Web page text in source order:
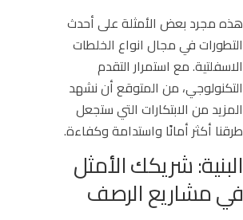
هذه مجرد بعض الأمثلة على أحدث
التطورات في مجال انواع الخلطات
الاسفلتية. مع استمرار التقدم
التكنولوجي، من المتوقع أن نشهد
المزيد من الابتكارات التي ستجعل
طرقنا أكثر أمانًا واستدامة وكفاءة.
البنية: شريكك الأمثل
في مشاريع الرصف